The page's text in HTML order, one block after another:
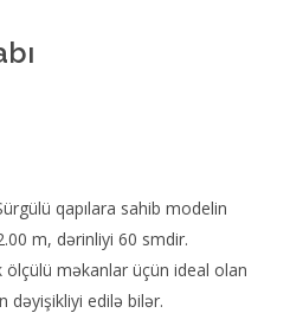
qapılara sahib modelin
m, dərinliyi 60 smdir.
məkanlar üçün ideal olan
dəyişikliyi edilə bilər.